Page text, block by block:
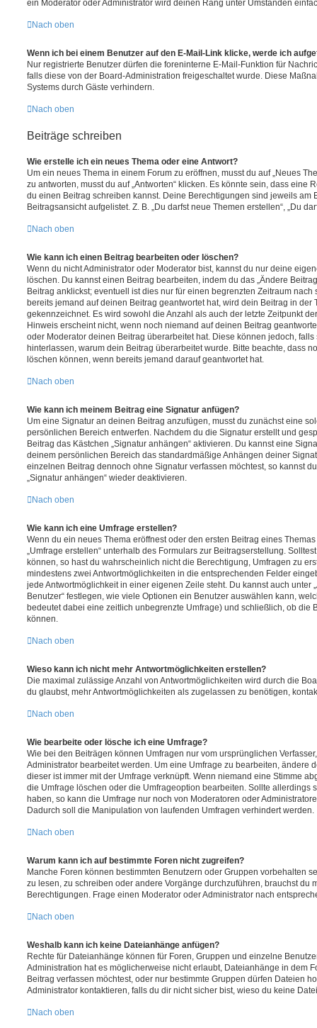
ein Moderator oder Administrator wird deinen Rang unter Umständen
Nach oben
Wenn ich bei einem Benutzer auf den E-Mail-Link klicke, werde ich
Nur registrierte Benutzer dürfen die foreninterne E-Mail-Funktion für
falls diese von der Board-Administration freigeschaltet wurde. Diese
Systems durch Gäste verhindern.
Nach oben
Beiträge schreiben
Wie erstelle ich ein neues Thema oder eine Antwort?
Um ein neues Thema in einem Forum zu eröffnen, musst du auf „Neues
zu antworten, musst du auf „Antworten“ klicken. Es könnte sein, dass eine
du einen Beitrag schreiben kannst. Deine Berechtigungen sind jeweils am
Beitragsansicht aufgelistet. Z. B. „Du darfst neue Themen erstellen“, „Du
Nach oben
Wie kann ich einen Beitrag bearbeiten oder löschen?
Wenn du nicht Administrator oder Moderator bist, kannst du nur deine
löschen. Du kannst einen Beitrag bearbeiten, indem du das „Ändere
Beitrag anklickst; eventuell ist dies nur für einen begrenzten Zeitraum
bereits jemand auf deinen Beitrag geantwortet hat, wird dein Beitrag in der
gekennzeichnet. Es wird sowohl die Anzahl als auch der letzte Zeitpunkt
Hinweis erscheint nicht, wenn noch niemand auf deinen Beitrag
oder Moderator deinen Beitrag überarbeitet hat. Diese können jedoch,
hinterlassen, warum dein Beitrag überarbeitet wurde. Bitte beachte, dass
löschen können, wenn bereits jemand darauf geantwortet hat.
Nach oben
Wie kann ich meinem Beitrag eine Signatur anfügen?
Um eine Signatur an deinen Beitrag anzufügen, musst du zunächst eine
persönlichen Bereich entwerfen. Nachdem du die Signatur erstellt und
Beitrag das Kästchen „Signatur anhängen“ aktivieren. Du kannst eine
deinem persönlichen Bereich das standardmäßige Anhängen deiner
einzelnen Beitrag dennoch ohne Signatur verfassen möchtest, so kannst
„Signatur anhängen“ wieder deaktivieren.
Nach oben
Wie kann ich eine Umfrage erstellen?
Wenn du ein neues Thema eröffnest oder den ersten Beitrag eines
„Umfrage erstellen“ unterhalb des Formulars zur Beitragserstellung.
können, so hast du wahrscheinlich nicht die Berechtigung, Umfragen zu
mindestens zwei Antwortmöglichkeiten in die entsprechenden Felder
jede Antwortmöglichkeit in einer eigenen Zeile steht. Du kannst auch unter
Benutzer“ festlegen, wie viele Optionen ein Benutzer auswählen kann,
bedeutet dabei eine zeitlich unbegrenzte Umfrage) und schließlich, ob die
können.
Nach oben
Wieso kann ich nicht mehr Antwortmöglichkeiten erstellen?
Die maximal zulässige Anzahl von Antwortmöglichkeiten wird durch die
du glaubst, mehr Antwortmöglichkeiten als zugelassen zu benötigen,
Nach oben
Wie bearbeite oder lösche ich eine Umfrage?
Wie bei den Beiträgen können Umfragen nur vom ursprünglichen
Administrator bearbeitet werden. Um eine Umfrage zu bearbeiten, ändere
dieser ist immer mit der Umfrage verknüpft. Wenn niemand eine Stimme
die Umfrage löschen oder die Umfrageoption bearbeiten. Sollte allerdings
haben, so kann die Umfrage nur noch von Moderatoren oder
Dadurch soll die Manipulation von laufenden Umfragen verhindert werden.
Nach oben
Warum kann ich auf bestimmte Foren nicht zugreifen?
Manche Foren können bestimmten Benutzern oder Gruppen vorbehalten
zu lesen, zu schreiben oder andere Vorgänge durchzuführen, brauchst du
Berechtigungen. Frage einen Moderator oder Administrator nach
Nach oben
Weshalb kann ich keine Dateianhänge anfügen?
Rechte für Dateianhänge können für Foren, Gruppen und einzelne
Administration hat es möglicherweise nicht erlaubt, Dateianhänge in dem
Beitrag verfassen möchtest, oder nur bestimmte Gruppen dürfen Dateien
Administrator kontaktieren, falls du dir nicht sicher bist, wieso du keine
Nach oben